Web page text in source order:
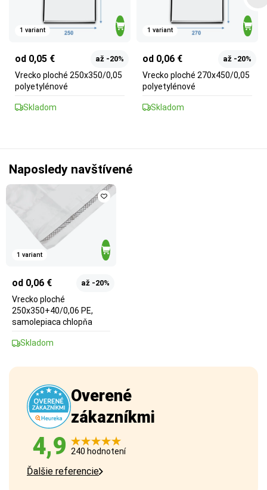
1 variant
od 0,05 € až -20%
Vrecko ploché 250x350/0,05
polyetylénové
Skladom
1 variant
od 0,06 € až -20%
Vrecko ploché 270x450/0,05
polyetylénové
Skladom
Naposledy navštívené
1 variant
od 0,06 € až -20%
Vrecko ploché
250x350+40/0,06 PE,
samolepiaca chlopňa
Skladom
Overené
zákazníkmi
4,9 240 hodnotení
Ďalšie referencie